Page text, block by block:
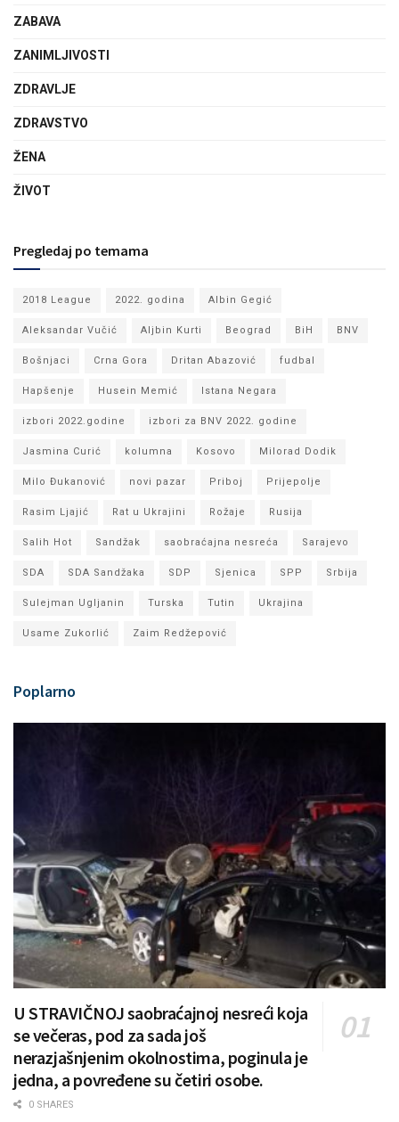
ZABAVA
ZANIMLJIVOSTI
ZDRAVLJE
ZDRAVSTVO
ŽENA
ŽIVOT
Pregledaj po temama
2018 League 2022. godina Albin Gegić
Aleksandar Vučić Aljbin Kurti Beograd BiH BNV
Bošnjaci Crna Gora Dritan Abazović fudbal
Hapšenje Husein Memić Istana Negara
izbori 2022.godine izbori za BNV 2022. godine
Jasmina Curić kolumna Kosovo Milorad Dodik
Milo Đukanović novi pazar Priboj Prijepolje
Rasim Ljajić Rat u Ukrajini Rožaje Rusija
Salih Hot Sandžak saobraćajna nesreća Sarajevo
SDA SDA Sandžaka SDP Sjenica SPP Srbija
Sulejman Ugljanin Turska Tutin Ukrajina
Usame Zukorlić Zaim Redžepović
Poplarno
U STRAVIČNOJ saobraćajnoj nesreći koja
se večeras, pod za sada još
nerazjašnjenim okolnostima, poginula je
jedna, a povređene su četiri osobe.
0 SHARES